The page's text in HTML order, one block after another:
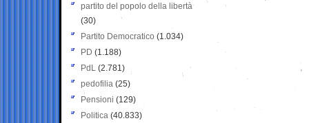
partito del popolo della libertà
(30)
Partito Democratico (1.034)
PD (1.188)
PdL (2.781)
pedofilia (25)
Pensioni (129)
Politica (40.833)